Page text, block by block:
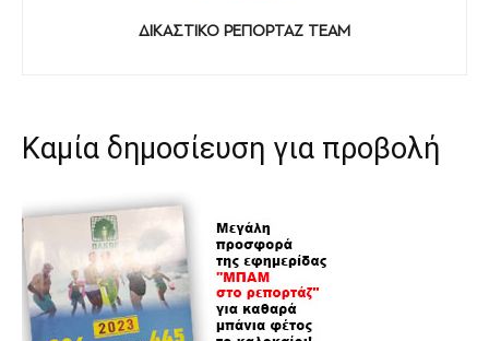
ΔΙΚΑΣΤΙΚΟ ΡΕΠΟΡΤΑΖ TEAM
Καμία δημοσίευση για προβολή